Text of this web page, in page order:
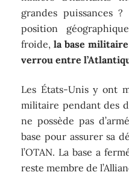
grandes puissances
position
froide,la base
verrou entre
Les États-Unis y ont
militaire pendant des
ne possède pas
base pour assurer sa
l’OTAN. La base a
reste membre de